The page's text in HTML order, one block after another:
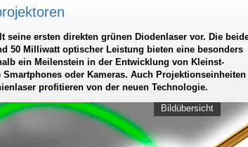
seine ersten direkten grünen Diodenlaser vor. Die
50 Milliwatt optischer Leistung bieten eine besonders
ein Meilenstein in der Entwicklung von Kleinst-
oder Kameras. Auch
profitieren von der neuen Technologie.
Bildübersicht